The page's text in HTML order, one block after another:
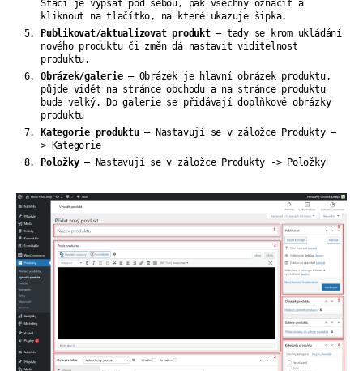
Stačí je vypsat pod sebou, pak všechny označit a
kliknout na tlačítko, na které ukazuje šipka.
Publikovat/aktualizovat produkt– tady se krom ukládání
nového produktu či změn dá nastavit viditelnost
produktu.
Obrázek/galerie– Obrázek je hlavní obrázek produktu,
půjde vidět na stránce obchodu a na stránce produktu
bude velký. Do galerie se přidávají doplňkové obrázky
produktu
Kategorie produktu– Nastavují se v záložce Produkty –
> Kategorie
Položky– Nastavují se v záložce Produkty -> Položky